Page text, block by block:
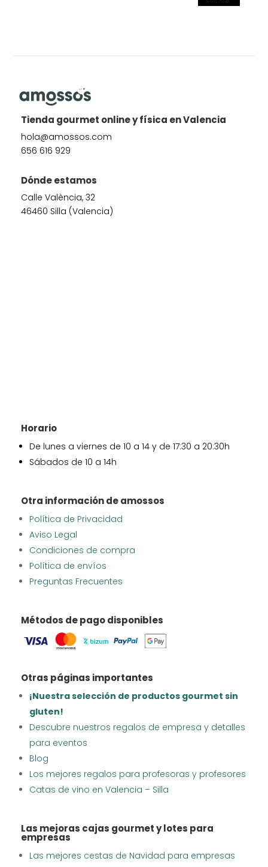
Tienda gourmet online y física en Valencia
hola@amossos.com
656 616 929
Dónde estamos
Calle València, 32
46460 Silla (Valencia)
Horario
De lunes a viernes de 10 a 14 y de 17:30 a 20:30h
Sábados de 10 a 14h
Otra información de amossos
Política de Privacidad
Aviso Legal
Condiciones de compra
Política de envíos
Preguntas Frecuentes
Métodos de pago disponibles
Otras páginas importantes
¡Nuestra selección de productos gourmet sin
gluten!
Descubre nuestros regalos de empresa y detalles
para eventos
Blog
Los mejores regalos para profesoras y profesores
Catas de vino en Valencia – Silla
Las mejoras cajas gourmet y lotes para
empresas
Las mejores cestas de Navidad para empresas